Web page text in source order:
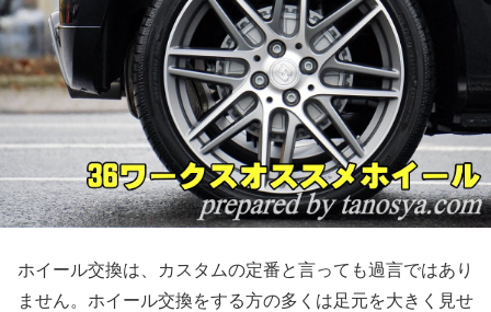
ホイール交換は、カスタムの定番と言っても過言ではあり
ません。ホイール交換をする方の多くは足元を大きく見せ